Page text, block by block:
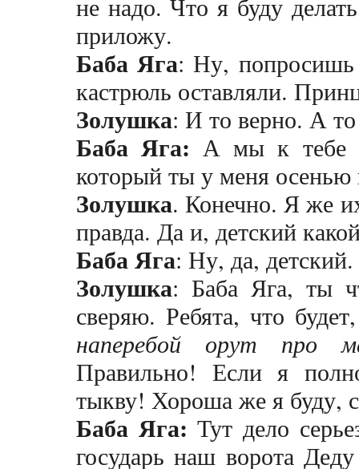
не надо. Что я буду
приложу.
Баба Яга: Ну, попросишь
кастрюль оставляли.
Золушка: И то верно. А
Баба Яга: А мы к тебе
который ты у меня осенью
Золушка. Конечно. Я же
правда. Да и, детский
Баба Яга: Ну, да,
Золушка: Баба Яга, ты
сверяю. Ребята, что
наперебой орут про
Правильно! Если я
тыкву! Хороша же я буду,
Баба Яга: Тут дело
государь наш ворота